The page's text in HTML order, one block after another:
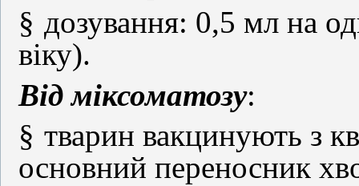
§ дозування: 0,5 мл на
віку).
Від міксоматозу:
§ тварин вакцинують з
основний переносник